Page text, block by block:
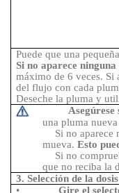
Puede que una
Si no aparece ninguna
máximo de 6 veces. Si
del flujo con cada
Deseche la pluma y
Asegúrese
una pluma
Si no aparece
mueva. Esto
Si no
que no reciba la
3. Selección de la dosis
•
Gire el